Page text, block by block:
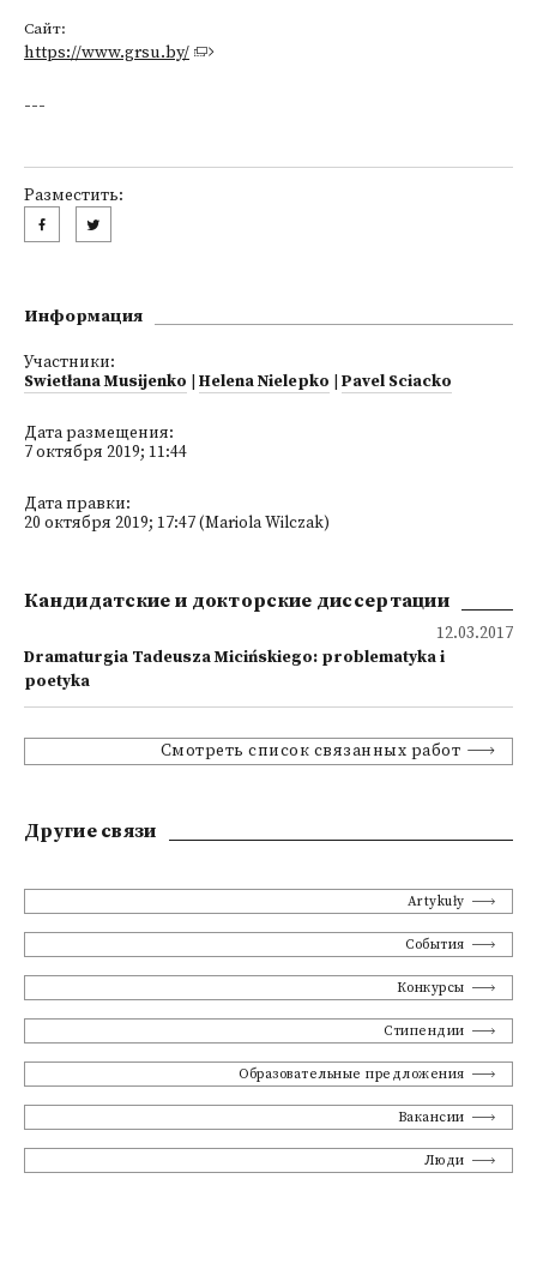
Сайт:
https://www.grsu.by/
---
Разместить:
Информация
Участники:
Swietłana Musijenko
Helena Nielepko Pavel Sciacko
Дата размещения:
7 октября 2019; 11:44
Дата правки:
20 октября 2019; 17:47 (Mariola Wilczak)
Кандидатские и докторские диссертации
12.03.2017
Dramaturgia Tadeusza Micińskiego: problematyka i
poetyka
Смотреть список связанных работ
Другие связи
Artykuły
События
Конкурсы
Стипендии
Образовательные предложения
Вакансии
Люди